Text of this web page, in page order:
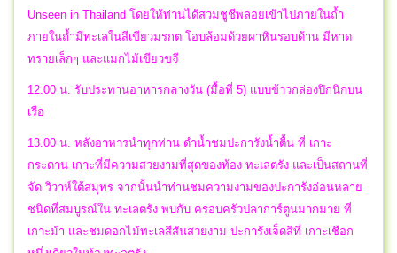
Unseen in Thailand โดยให้ท่านได้สวมชูชีพลอยเข้าไปภายในถ้ำ
ภายในถ้ำมีทะเลในสีเขียวมรกต โอบล้อมด้วยผาหินรอบด้าน มีหาด
ทรายเล็กๆ และแมกไม้เขียวขจี
12.00 น. รับประทานอาหารกลางวัน (มื้อที่ 5) แบบข้าวกล่องปิกนิกบน
เรือ
13.00 น. หลังอาหารนำทุกท่าน ดำน้ำชมปะการังน้ำตื้น ที่ เกาะ
กระดาน เกาะที่มีความสวยงามที่สุดของท้อง ทะเลตรัง และเป็นสถานที่
จัด วิวาห์ใต้สมุทร จากนั้นนำท่านชมความงามของปะการังอ่อนหลาย
ชนิดที่สมบูรณ์ใน ทะเลตรัง พบกับ ครอบครัวปลาการ์ตูนมากมาย ที่
เกาะม้า และชมดอกไม้ทะเลสีสันสวยงาม ปะการังเจ็ดสีที่ เกาะเชือก